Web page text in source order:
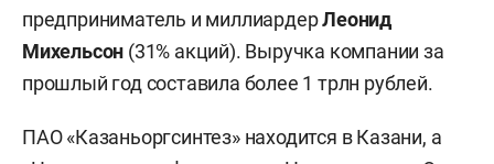
предприниматель и миллиардерЛеонид
Михельсон (31% акций). Выручка компании за
прошлый год составила более 1 трлн рублей.
ПАО «Казаньоргсинтез» находится в Казани, а